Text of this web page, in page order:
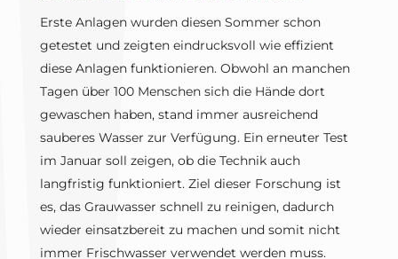
Erste Anlagen wurden diesen Sommer schon
getestet und zeigten eindrucksvoll wie effizient
diese Anlagen funktionieren. Obwohl an manchen
Tagen über 100 Menschen sich die Hände dort
gewaschen haben, stand immer ausreichend
sauberes Wasser zur Verfügung. Ein erneuter Test
im Januar soll zeigen, ob die Technik auch
langfristig funktioniert. Ziel dieser Forschung ist
es, das Grauwasser schnell zu reinigen, dadurch
wieder einsatzbereit zu machen und somit nicht
immer Frischwasser verwendet werden muss.